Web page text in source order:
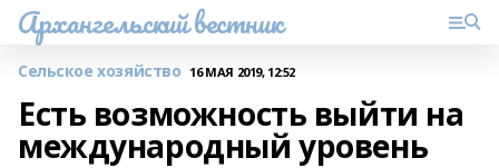
Архангельский вестник
Сельское хозяйство 16 МАЯ 2019, 12:52
Есть возможность выйти на
международный уровень